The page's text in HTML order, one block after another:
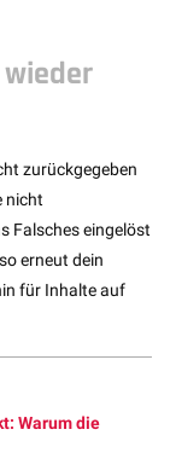
zurückgegeben
nicht
Falsches eingelöst
erneut dein
für Inhalte auf
Warum die